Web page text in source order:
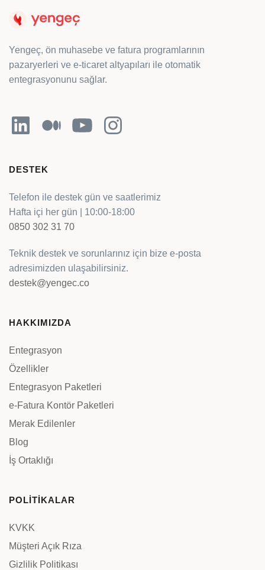
Yengeç, ön muhasebe ve fatura programlarının
pazaryerleri ve e-ticaret altyapıları ile otomatik
entegrasyonunu sağlar.
LinkedInOrta YouTubeInstagram
DESTEK
Telefon ile destek gün ve saatlerimiz
Hafta içi her gün | 10:00-18:00
0850 302 31 70
Teknik destek ve sorunlarınız için bize e-posta
adresimizden ulaşabilirsiniz.
destek@yengec.co
HAKKIMIZDA
Entegrasyon
Özellikler
Entegrasyon Paketleri
e-Fatura Kontör Paketleri
Merak Edilenler
Blog
İş Ortaklığı
POLİTİKALAR
KVKK
Müşteri Açık Rıza
Gizlilik Politikası